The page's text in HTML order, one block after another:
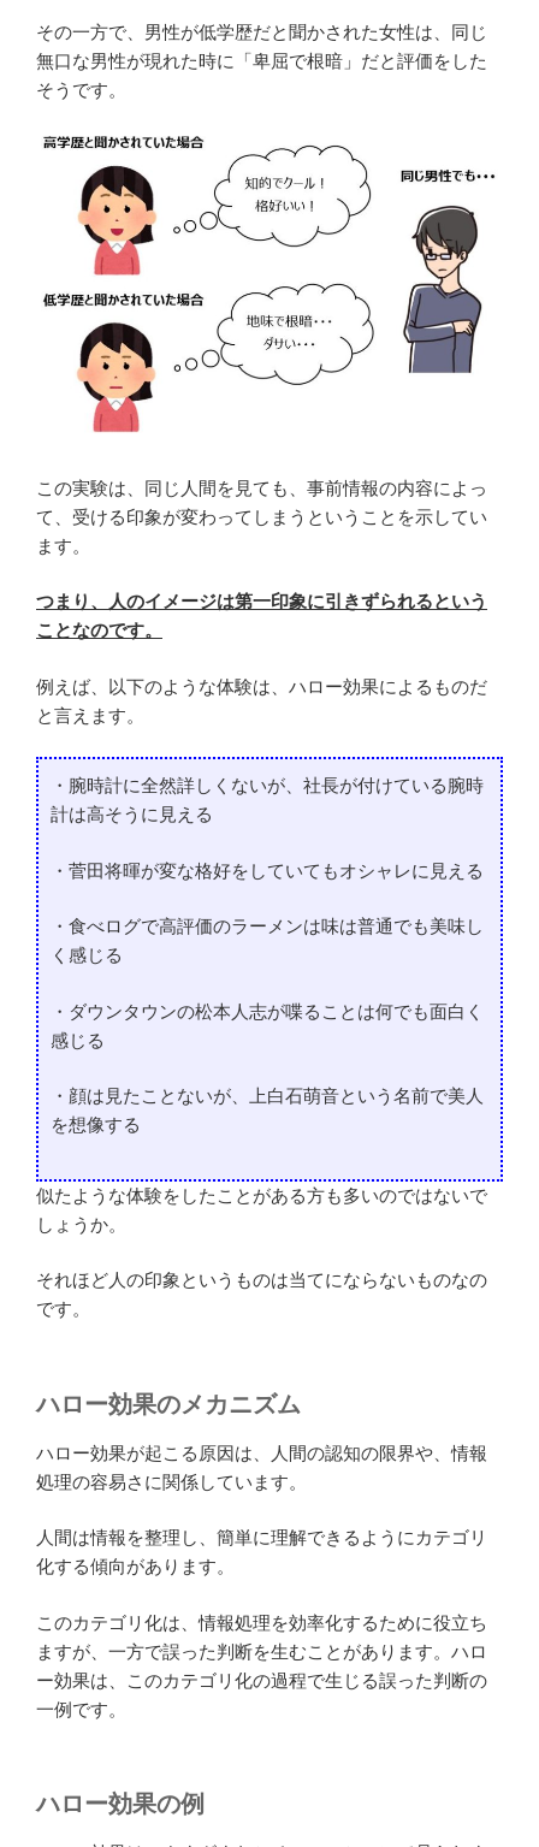
その一方で、男性が低学歴だと聞かされた女性は、同じ
無口な男性が現れた時に「卑屈で根暗」だと評価をした
そうです。
この実験は、同じ人間を見ても、事前情報の内容によっ
て、受ける印象が変わってしまうということを示してい
ます。
つまり、人のイメージは第一印象に引きずられるという
ことなのです。
例えば、以下のような体験は、ハロー効果によるものだ
と言えます。
・腕時計に全然詳しくないが、社長が付けている腕時
計は高そうに見える
・菅田将暉が変な格好をしていてもオシャレに見える
・食べログで高評価のラーメンは味は普通でも美味し
く感じる
・ダウンタウンの松本人志が喋ることは何でも面白く
感じる
・顔は見たことないが、上白石萌音という名前で美人
を想像する
似たような体験をしたことがある方も多いのではないで
しょうか。
それほど人の印象というものは当てにならないものなの
です。
ハロー効果のメカニズム
ハロー効果が起こる原因は、人間の認知の限界や、情報
処理の容易さに関係しています。
人間は情報を整理し、簡単に理解できるようにカテゴリ
化する傾向があります。
このカテゴリ化は、情報処理を効率化するために役立ち
ますが、一方で誤った判断を生むことがあります。ハロ
ー効果は、このカテゴリ化の過程で生じる誤った判断の
一例です。
ハロー効果の例